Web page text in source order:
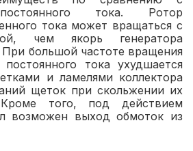
тока. Ротор
тока может вращаться с
чем якорь генератора
При большой частоте вращения
постоянного тока ухудшается
и ламелями коллектора
щеток при скольжении их
того, под действием
возможен выход обмоток из